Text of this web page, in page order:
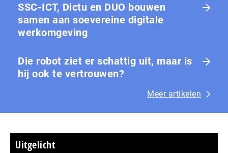
SSC-ICT, Dictu en DUO bouwen
samen aan soevereine digitale
werkomgeving
Die robot ziet er schattig uit, maar is
hij ook te vertrouwen?
Meer artikelen
Uitgelicht